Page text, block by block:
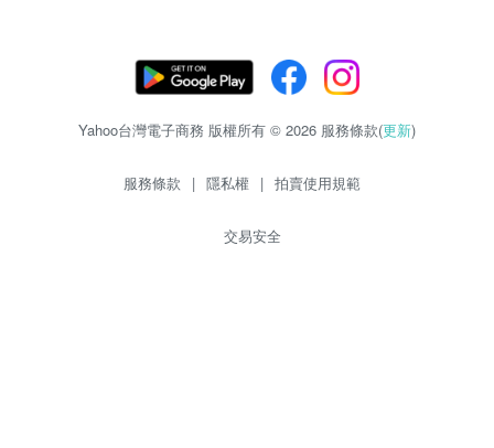
Yahoo台灣電子商務 版權所有 © 2026 服務條款(更新)
服務條款 | 隱私權 | 拍賣使用規範
交易安全